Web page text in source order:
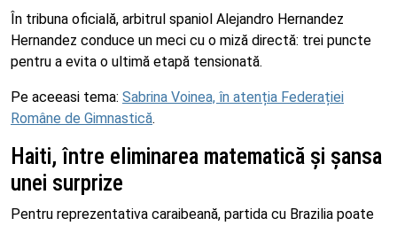
În tribuna oficială, arbitrul spaniol Alejandro Hernandez
Hernandez conduce un meci cu o miză directă: trei puncte
pentru a evita o ultimă etapă tensionată.
Pe aceeasi tema: Sabrina Voinea, în atenția Federației
Române de Gimnastică.
Haiti, între eliminarea matematică și șansa
unei surprize
Pentru reprezentativa caraibeană, partida cu Brazilia poate